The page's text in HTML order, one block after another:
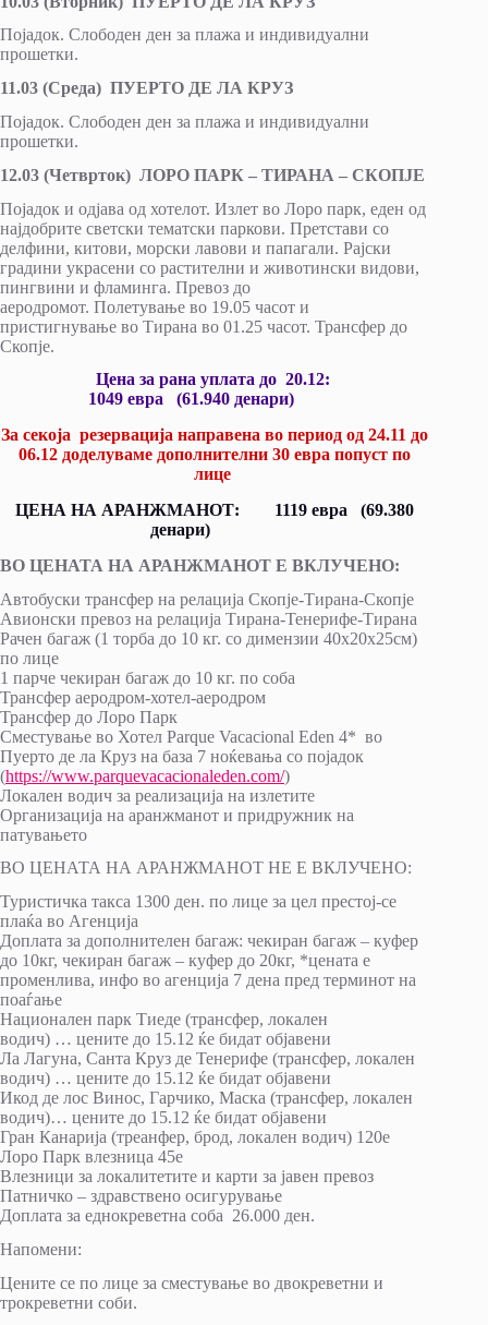
Појадок. Слободен ден за плажа и индивидуални
прошетки.
11.03 (Среда) ПУЕРТО ДЕ ЛА КРУЗ
Појадок. Слободен ден за плажа и индивидуални
прошетки.
12.03 (Четврток) ЛОРО ПАРК – ТИРАНА – СКОПЈЕ
Појадок и одјава од хотелот. Излет во Лоро парк, еден од
најдобрите светски тематски паркови. Претстави со
делфини, китови, морски лавови и папагали. Рајски
градини украсени со растителни и животински видови,
пингвини и фламинга. Превоз до
аеродромот. Полетување во 19.05 часот и
пристигнување во Тирана во 01.25 часот. Трансфер до
Скопје.
Цена за рана уплата до 20.12:
1049 евра (61.940 денари)
За секоја резервација направена во период од 24.11 до
06.12 доделуваме дополнителни 30 евра попуст по
лице
ЦЕНА НА АРАНЖМАНОТ: 1119 евра (69.380
денари)
ВО ЦЕНАТА НА АРАНЖМАНОТ Е ВКЛУЧЕНО:
Автобуски трансфер на релација Скопје-Тирана-Скопје
Авионски превоз на релација Тирана-Тенерифе-Тирана
Рачен багаж (1 торба до 10 кг. со димензии 40х20х25см)
по лице
1 парче чекиран багаж до 10 кг. по соба
Трансфер аеродром-хотел-аеродром
Трансфер до Лоро Парк
Сместување во Хотел Parque Vacacional Eden 4* во
Пуерто де ла Круз на база 7 ноќевања со појадок
(https://www.parquevacacionaleden.com/)
Локален водич за реализација на излетите
Организација на аранжманот и придружник на
патувањето
ВО ЦЕНАТА НА АРАНЖМАНОТ НЕ Е ВКЛУЧЕНО:
Туристичка такса 1300 ден. по лице за цел престој-се
плаќа во Агенција
Доплата за дополнителен багаж: чекиран багаж – куфер
до 10кг, чекиран багаж – куфер до 20кг, *цената е
променлива, инфо во агенција 7 дена пред терминот на
поаѓање
Национален парк Тиеде (трансфер, локален
водич) … цените до 15.12 ќе бидат објавени
Ла Лагуна, Санта Круз де Тенерифе (трансфер, локален
водич) … цените до 15.12 ќе бидат објавени
Икод де лос Винос, Гарчико, Маска (трансфер, локален
водич)… цените до 15.12 ќе бидат објавени
Гран Канарија (треанфер, брод, локален водич) 120е
Лоро Парк влезница 45e
Влезници за локалитетите и карти за јавен превоз
Патничко – здравствено осигурување
Доплата за еднокреветна соба 26.000 ден.
Напомени:
Цените се по лице за сместување во двокреветни и
трокреветни соби.